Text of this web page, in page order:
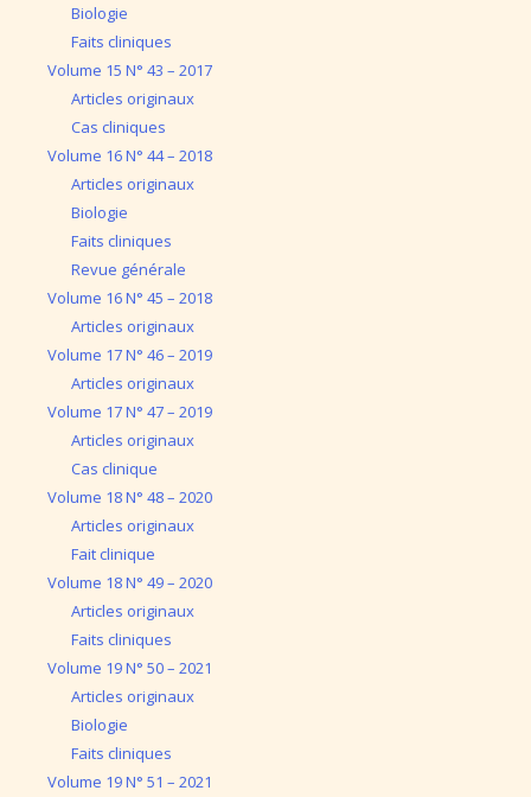
Biologie
Faits cliniques
Volume 15 N° 43 – 2017
Articles originaux
Cas cliniques
Volume 16 N° 44 – 2018
Articles originaux
Biologie
Faits cliniques
Revue générale
Volume 16 N° 45 – 2018
Articles originaux
Volume 17 N° 46 – 2019
Articles originaux
Volume 17 N° 47 – 2019
Articles originaux
Cas clinique
Volume 18 N° 48 – 2020
Articles originaux
Fait clinique
Volume 18 N° 49 – 2020
Articles originaux
Faits cliniques
Volume 19 N° 50 – 2021
Articles originaux
Biologie
Faits cliniques
Volume 19 N° 51 – 2021